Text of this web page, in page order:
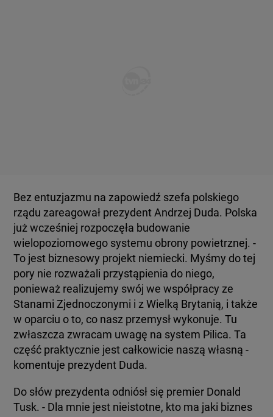
Bez entuzjazmu na zapowiedź szefa polskiego
rządu zareagował prezydent Andrzej Duda. Polska
już wcześniej rozpoczęła budowanie
wielopoziomowego systemu obrony powietrznej. -
To jest biznesowy projekt niemiecki. Myśmy do tej
pory nie rozważali przystąpienia do niego,
ponieważ realizujemy swój we współpracy ze
Stanami Zjednoczonymi i z Wielką Brytanią, i także
w oparciu o to, co nasz przemysł wykonuje. Tu
zwłaszcza zwracam uwagę na system Pilica. Ta
część praktycznie jest całkowicie naszą własną -
komentuje prezydent Duda.
Do słów prezydenta odniósł się premier Donald
Tusk. - Dla mnie jest nieistotne, kto ma jaki biznes